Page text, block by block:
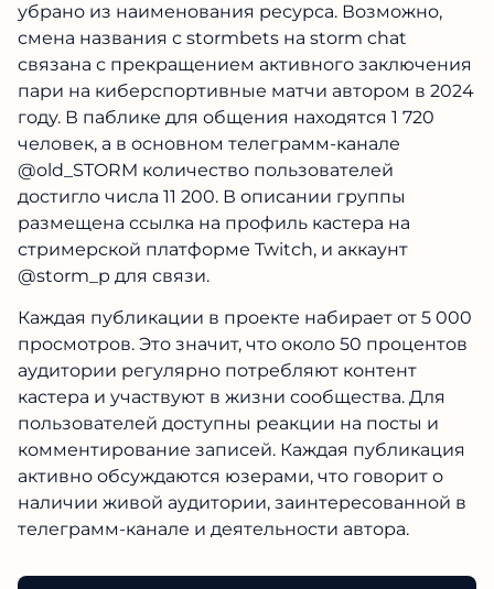
убрано из наименования ресурса. Возможно,
смена названия с stormbets на storm chat
связана с прекращением активного заключения
пари на киберспортивные матчи автором в 2024
году. В паблике для общения находятся 1 720
человек, а в основном телеграмм-канале
@old_STORM количество пользователей
достигло числа 11 200. В описании группы
размещена ссылка на профиль кастера на
стримерской платформе Twitch, и аккаунт
@storm_p для связи.
Каждая публикации в проекте набирает от 5 000
просмотров. Это значит, что около 50 процентов
аудитории регулярно потребляют контент
кастера и участвуют в жизни сообщества. Для
пользователей доступны реакции на посты и
комментирование записей. Каждая публикация
активно обсуждаются юзерами, что говорит о
наличии живой аудитории, заинтересованной в
телеграмм-канале и деятельности автора.